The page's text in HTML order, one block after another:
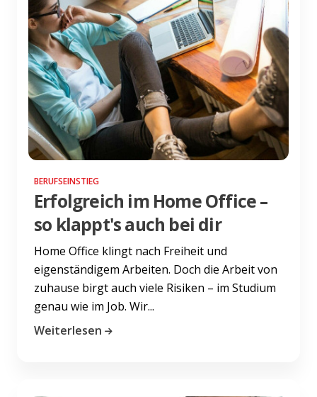
BERUFSEINSTIEG
Erfolgreich im Home Office –
so klappt's auch bei dir
Home Office klingt nach Freiheit und
eigenständigem Arbeiten. Doch die Arbeit von
zuhause birgt auch viele Risiken – im Studium
genau wie im Job. Wir...
Weiterlesen